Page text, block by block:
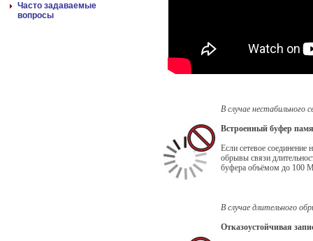
Часто задаваемые
вопросы
В случае нестабильного
Встроенный буфер
Если сетевое соединение
обрывы связи
буфера объёмом до 100
В случае длительного
Отказоустойчивая